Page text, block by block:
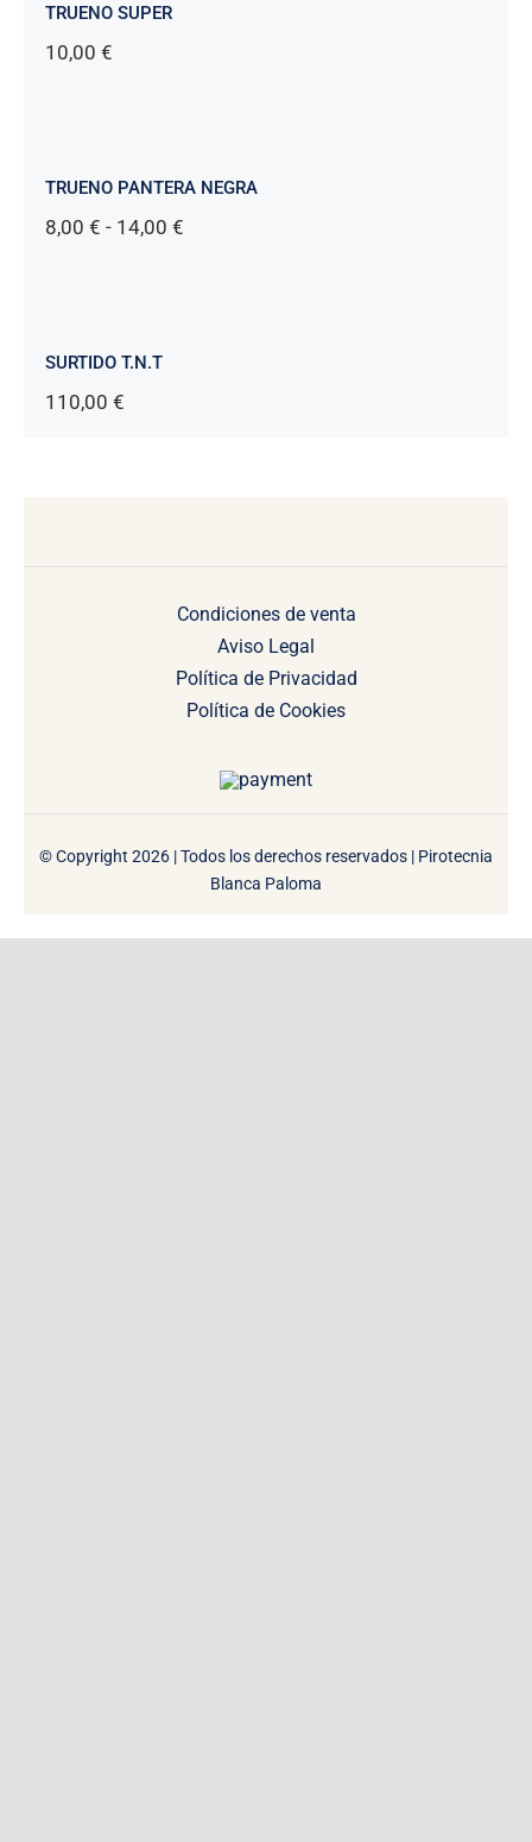
TRUENO SUPER
10,00 €
TRUENO PANTERA NEGRA
8,00 € - 14,00 €Rango
SURTIDO T.N.T
110,00 €
Condiciones de venta
Aviso Legal
Política de Privacidad
Política de Cookies
© Copyright 2026 | Todos los derechos reservados | Pirotecnia
Blanca Paloma